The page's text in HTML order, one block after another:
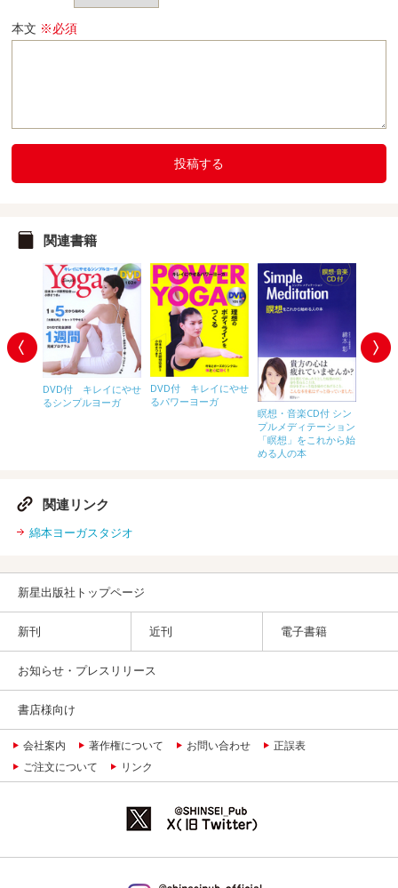
本文 ※必須
投稿する
関連書籍
DVD付 キレイにやせ
るシンプルヨーガ
DVD付 キレイにやせ
るパワーヨーガ
瞑想・音楽CD付 シン
プルメディテーション
「瞑想」をこれから始
める人の本
関連リンク
綿本ヨーガスタジオ
新星出版社トップページ
新刊 近刊 電子書籍
お知らせ・プレスリリース
書店様向け
会社案内 著作権について お問い合わせ
正誤表
ご注文について
リンク